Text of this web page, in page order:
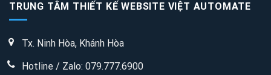
TRUNG TÂM THIẾT KẾ WEBSITE VIỆT AUTOMATE
Tx. Ninh Hòa, Khánh Hòa
Hotline / Zalo: 079.777.6900